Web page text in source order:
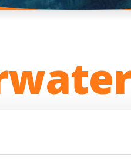
by the sea is a